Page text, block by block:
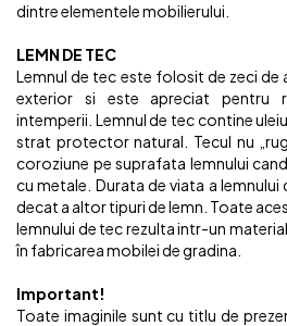
dintre elementele mobilierului.
LEMN DE TEC
Lemnul de tec este folosit de zeci de
exterior si este apreciat pentru
intemperii. Lemnul de tec contine
strat protector natural. Tecul nu
coroziune pe suprafata lemnului
cu metale. Durata de viata a
decat a altor tipuri de lemn. Toate
lemnului de tec rezulta intr-un
în fabricarea mobilei de gradina.
Important!
Toate imaginile sunt cu titlu de